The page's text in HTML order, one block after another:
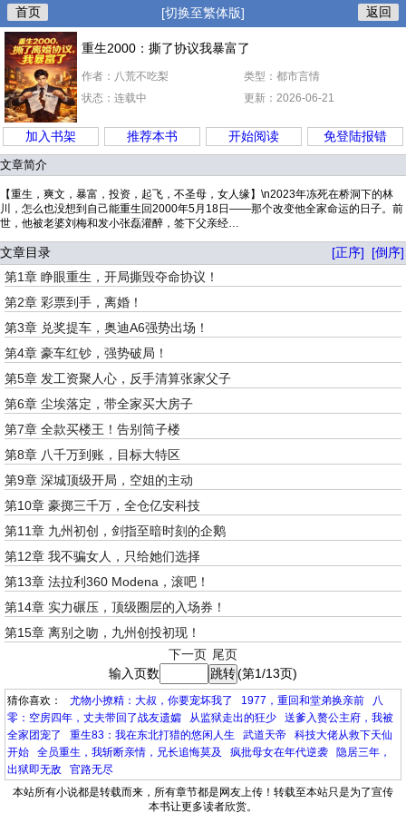
首页 [切换至繁体版] 返回
重生2000：撕了协议我暴富了
作者：八荒不吃梨
类型：都市言情
状态：连载中
更新：2026-06-21
加入书架 推荐本书 开始阅读 免登陆报错
文章简介
【重生，爽文，暴富，投资，起飞，不圣母，女人缘】\n2023年冻死在桥洞下的林
川，怎么也没想到自己能重生回2000年5月18日——那个改变他全家命运的日子。前
世，他被老婆刘梅和发小张磊灌醉，签下父亲经…
文章目录 [正序]
[倒序]
第1章 睁眼重生，开局撕毁夺命协议！
第2章 彩票到手，离婚！
第3章 兑奖提车，奥迪A6强势出场！
第4章 豪车红钞，强势破局！
第5章 发工资聚人心，反手清算张家父子
第6章 尘埃落定，带全家买大房子
第7章 全款买楼王！告别筒子楼
第8章 八千万到账，目标大特区
第9章 深城顶级开局，空姐的主动
第10章 豪掷三千万，全仓亿安科技
第11章 九州初创，剑指至暗时刻的企鹅
第12章 我不骗女人，只给她们选择
第13章 法拉利360 Modena，滚吧！
第14章 实力碾压，顶级圈层的入场券！
第15章 离别之吻，九州创投初现！
下一页 尾页
输入页数
(第1/13页)
猜你喜欢： 尤物小撩精：大叔，你要宠坏我了 1977，重回和堂弟换亲前
八
零：空房四年，丈夫带回了战友遗孀
从监狱走出的狂少
送爹入赘公主府，我被
全家团宠了
重生83：我在东北打猎的悠闲人生 武道天帝
科技大佬从救下天仙
开始
全员重生，我斩断亲情，兄长追悔莫及 疯批母女在年代逆袭
隐居三年，
出狱即无敌
官路无尽
本站所有小说都是转载而来，所有章节都是网友上传！转载至本站只是为了宣传
本书让更多读者欣赏。